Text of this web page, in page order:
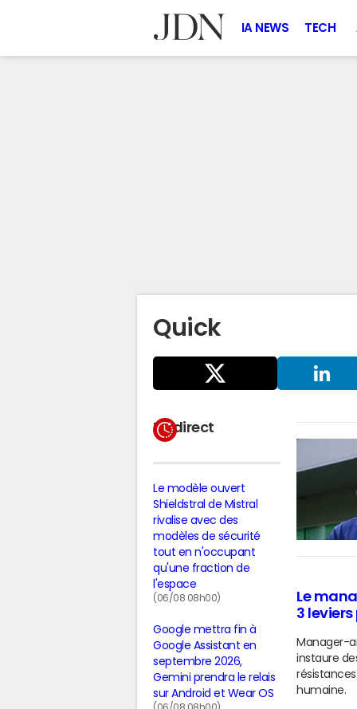
IA NEWS TECH
Quick
En direct
Le modèle ouvert
Shieldstral de Mistral
rivalise avec des
modèles de sécurité
tout en n'occupant
qu'une fraction de
l'espace
(06/08 08h00)
Google mettra fin à
Google Assistant en
septembre 2026,
Gemini prendra le relais
sur Android et Wear OS
Le
3
Manager-
instaure
humaine.